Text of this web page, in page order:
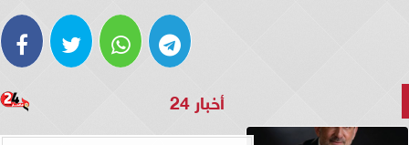
أخبار 24